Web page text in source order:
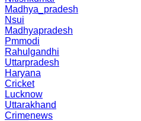
Madhya_pradesh
Nsui
Madhyapradesh
Pmmodi
Rahulgandhi
Uttarpradesh
Haryana
Cricket
Lucknow
Uttarakhand
Crimenews